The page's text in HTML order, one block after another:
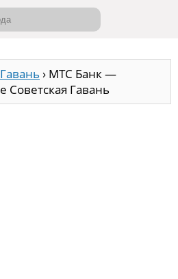
› МТС Банк —
Советская Гавань